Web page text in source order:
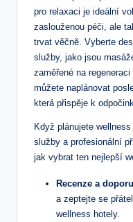
pro relaxaci je ideální
zaslouženou péči, ale
trvat věčně. Vyberte
služby, jako jsou
zaměřené na
můžete naplánovat
která přispěje k
Když plánujete
služby a profesionální
jak vybrat ten nejlepší
Recenze a
a zeptejte se
wellness hotely.